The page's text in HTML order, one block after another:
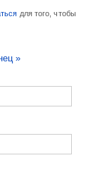
для того, чтобы
»